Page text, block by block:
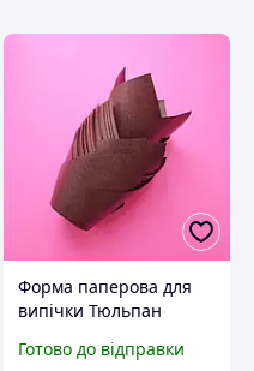
Форма паперова для
випічки Тюльпан
мм, 10 шт
Готово до відправки